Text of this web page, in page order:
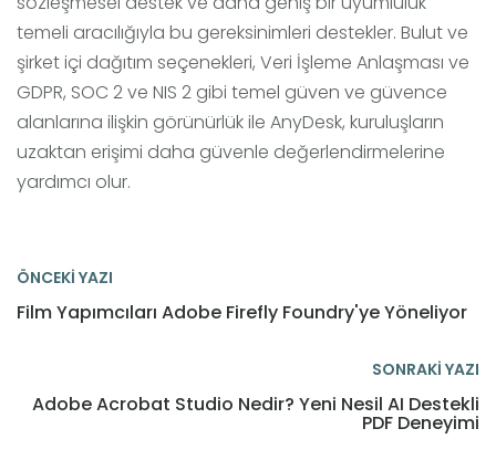
temeli aracılığıyla bu gereksinimleri destekler. Bulut ve
şirket içi dağıtım seçenekleri, Veri İşleme Anlaşması ve
GDPR, SOC 2 ve NIS 2 gibi temel güven ve güvence
alanlarına ilişkin görünürlük ile AnyDesk, kuruluşların
uzaktan erişimi daha güvenle değerlendirmelerine
yardımcı olur.
ÖNCEKİ YAZI
Film Yapımcıları Adobe Firefly Foundry'ye Yöneliyor
SONRAKİ YAZI
Adobe Acrobat Studio Nedir? Yeni Nesil AI Destekli
PDF Deneyimi